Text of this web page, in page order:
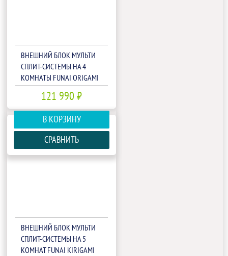
ВНЕШНИЙ БЛОК МУЛЬТИ
СПЛИТ-СИСТЕМЫ НА 4
КОМНАТЫ FUNAI ORIGAMI
4OK85HP.01/U
121 990 ₽
В КОРЗИНУ
СРАВНИТЬ
ВНЕШНИЙ БЛОК МУЛЬТИ
СПЛИТ-СИСТЕМЫ НА 5
КОМНАТ FUNAI KIRIGAMI